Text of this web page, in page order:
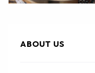
ABOUT US